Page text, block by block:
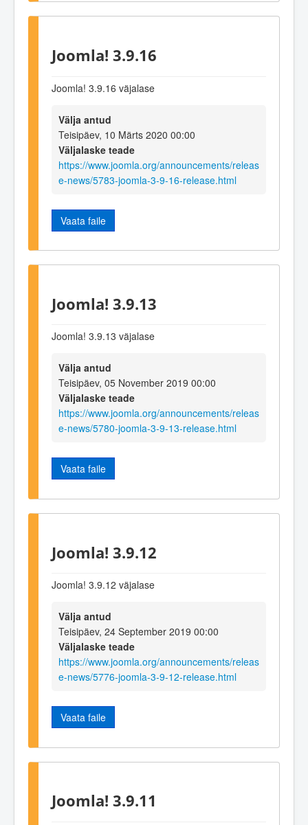
Joomla! 3.9.16
Joomla! 3.9.16 väjalase
Välja antud
Teisipäev, 10 Märts 2020 00:00
Väljalaske teade
https://www.joomla.org/announcements/releas
e-news/5783-joomla-3-9-16-release.html
Vaata faile
Joomla! 3.9.13
Joomla! 3.9.13 väjalase
Välja antud
Teisipäev, 05 November 2019 00:00
Väljalaske teade
https://www.joomla.org/announcements/releas
e-news/5780-joomla-3-9-13-release.html
Vaata faile
Joomla! 3.9.12
Joomla! 3.9.12 väjalase
Välja antud
Teisipäev, 24 September 2019 00:00
Väljalaske teade
https://www.joomla.org/announcements/releas
e-news/5776-joomla-3-9-12-release.html
Vaata faile
Joomla! 3.9.11